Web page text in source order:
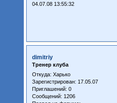
04.07.08 13:55:32
dimitriy
Тренер клуба
Откуда: Харько
Зарегистрирован: 17.05.07
Приглашений: 0
Сообщений: 1206